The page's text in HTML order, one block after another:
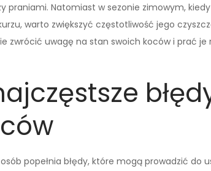
praniami. Natomiast w sezonie zimowym,
warto zwiększyć częstotliwość jego
zwrócić uwagę na stan swoich koców i prać je
popełnia błędy, które mogą prowadzić do